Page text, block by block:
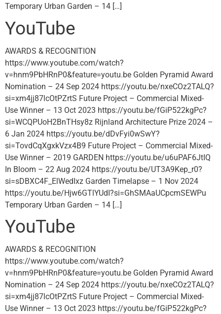
Temporary Urban Garden – 14 […]
YouTube
AWARDS & RECOGNITION
https://www.youtube.com/watch?
v=hnm9PbHRnP0&feature=youtu.be Golden Pyramid Award
Nomination – 24 Sep 2024 https://youtu.be/nxeCOz2TALQ?
si=xm4jj87lcOtPZrtS Future Project – Commercial Mixed-
Use Winner – 13 Oct 2023 https://youtu.be/fGiP522kgPc?
si=WCQPUoH2BnTHsy8z Rijnland Architecture Prize 2024 –
6 Jan 2024 https://youtu.be/dDvFyi0wSwY?
si=TovdCqXgxkVzx4B9 Future Project – Commercial Mixed-
Use Winner – 2019 GARDEN https://youtu.be/u6uPAF6JtIQ
In Bloom – 22 Aug 2024 https://youtu.be/UT3A9Kep_r0?
si=sDBXC4F_ElWedIxz Garden Timelapse – 1 Nov 2024
https://youtu.be/Hjw6GTlYUdI?si=GhSMAaUCpcmSEWPu
Temporary Urban Garden – 14 […]
YouTube
AWARDS & RECOGNITION
https://www.youtube.com/watch?
v=hnm9PbHRnP0&feature=youtu.be Golden Pyramid Award
Nomination – 24 Sep 2024 https://youtu.be/nxeCOz2TALQ?
si=xm4jj87lcOtPZrtS Future Project – Commercial Mixed-
Use Winner – 13 Oct 2023 https://youtu.be/fGiP522kgPc?